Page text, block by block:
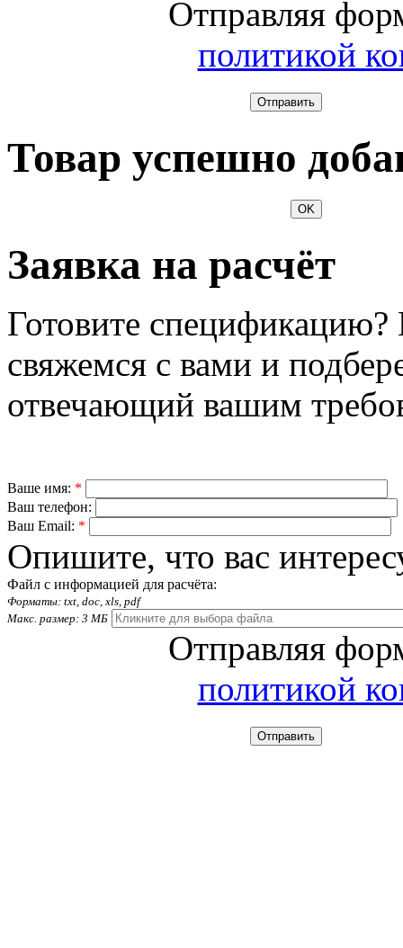
Отправляя
политикой
Отправить
Товар успешно
OK
Заявка на расчёт
Готовите
свяжемся с вами и
отвечающий вашим
Ваше имя: *
Ваш телефон:
Ваш Email: *
Опишите, что вас
Файл с информацией для расчёта:
Форматы: txt, doc, xls, pdf
Макс. размер: 3 МБ
Отправляя
политикой
Отправить